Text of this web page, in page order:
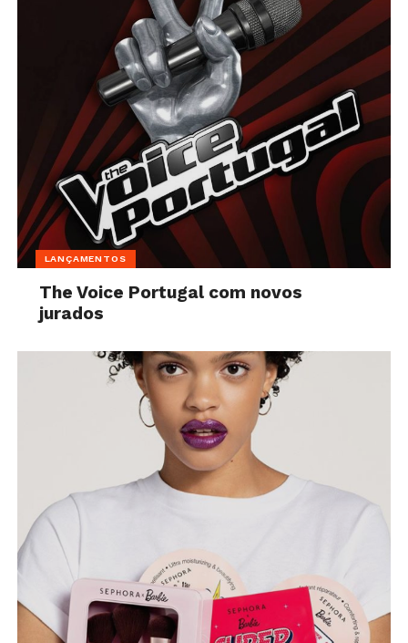
LANÇAMENTOS
The Voice Portugal com novos
jurados